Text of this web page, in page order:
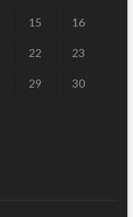
15 16
22 23
29 30